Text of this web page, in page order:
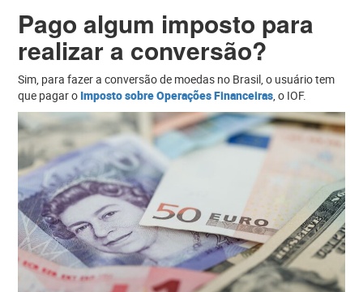
Pago algum imposto para
realizar a conversão?
Sim, para fazer a conversão de moedas no Brasil, o usuário tem
que pagar o Imposto sobre Operações Financeiras, o IOF.